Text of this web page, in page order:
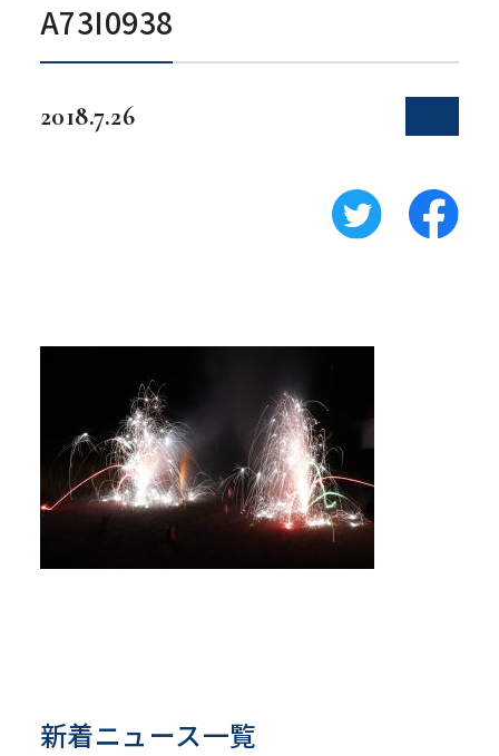
A73I0938
2018.7.26
新着ニュース一覧